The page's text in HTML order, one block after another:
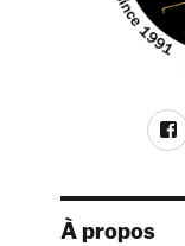
À propos